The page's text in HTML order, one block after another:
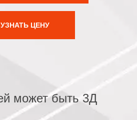
УЗНАТЬ ЦЕНУ
может быть 3Д